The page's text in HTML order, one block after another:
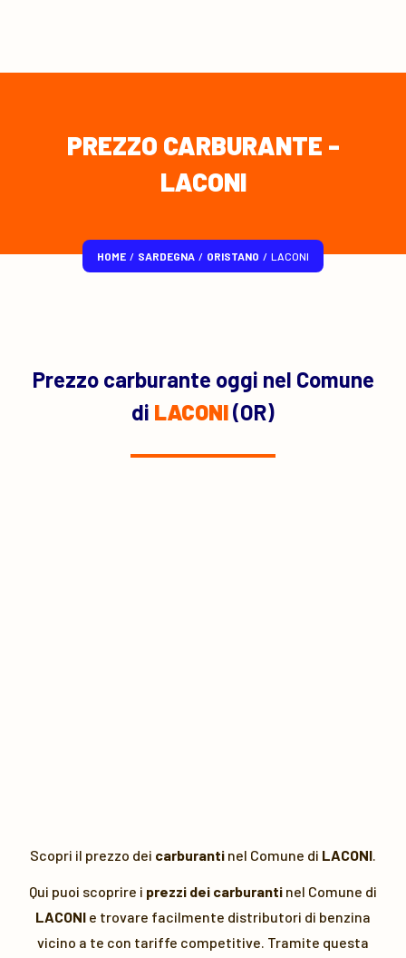
PREZZO CARBURANTE -
LACONI
HOME / SARDEGNA / ORISTANO / LACONI
Prezzo carburante oggi nel Comune
di LACONI(OR)
Scopri il prezzo dei carburanti nel Comune di LACONI.
Qui puoi scoprire i prezzi dei carburanti nel Comune di
LACONI e trovare facilmente distributori di benzina
vicino a te con tariffe competitive. Tramite questa